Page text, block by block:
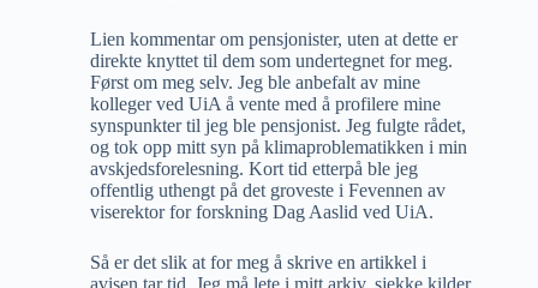
Lien kommentar om pensjonister, uten at dette er
direkte knyttet til dem som undertegnet for meg.
Først om meg selv. Jeg ble anbefalt av mine
kolleger ved UiA å vente med å profilere mine
synspunkter til jeg ble pensjonist. Jeg fulgte rådet,
og tok opp mitt syn på klimaproblematikken i min
avskjedsforelesning. Kort tid etterpå ble jeg
offentlig uthengt på det groveste i Fevennen av
viserektor for forskning Dag Aaslid ved UiA.
Så er det slik at for meg å skrive en artikkel i
avisen tar tid. Jeg må lete i mitt arkiv, sjekke kilder